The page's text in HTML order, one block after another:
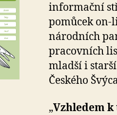
informační
pomůcek on-
národních
pracovních
mladší i
Českého
„Vzhledem